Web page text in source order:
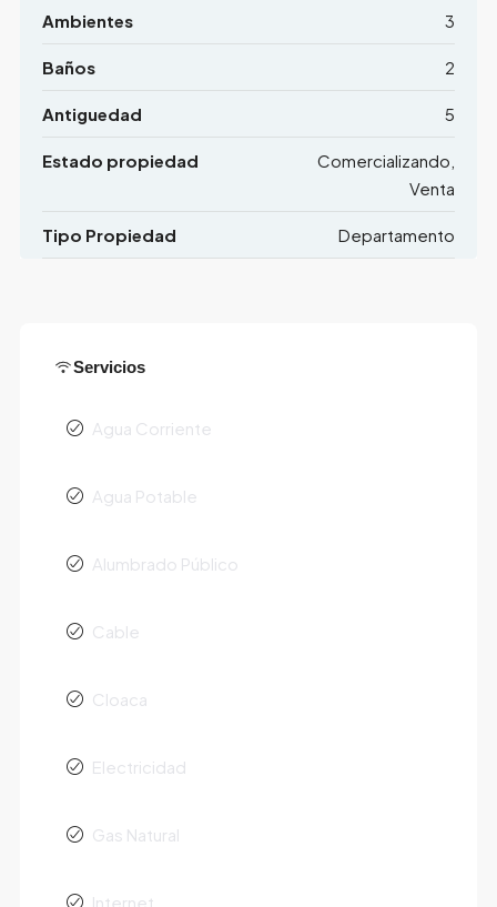
Ambientes 3
Baños 2
Antiguedad 5
Estado propiedad
Comercializando,
Venta
Tipo Propiedad Departamento
Servicios
Agua Corriente
Agua Potable
Alumbrado Público
Cable
Cloaca
Electricidad
Gas Natural
Internet